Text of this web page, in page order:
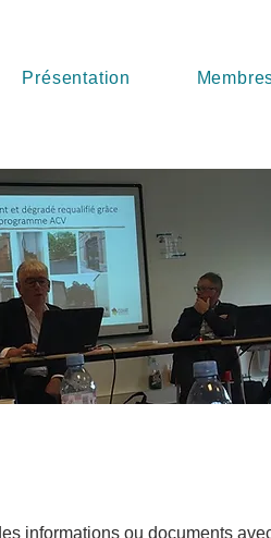
Présentation
informations ou documents